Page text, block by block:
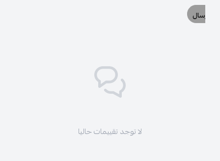
لا توجد تقييمات حاليا